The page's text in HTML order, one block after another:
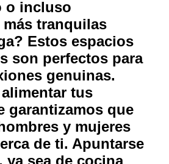
o incluso
tranquilas
Estos espacios
son perfectos para
genuinas.
tus
garantizamos que
y mujeres
de ti. Apuntarse
ya sea de cocina